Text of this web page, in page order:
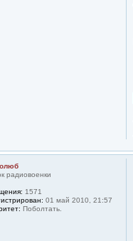
радиовоенки
1571
01 май 2010, 21:57
Поболтать.